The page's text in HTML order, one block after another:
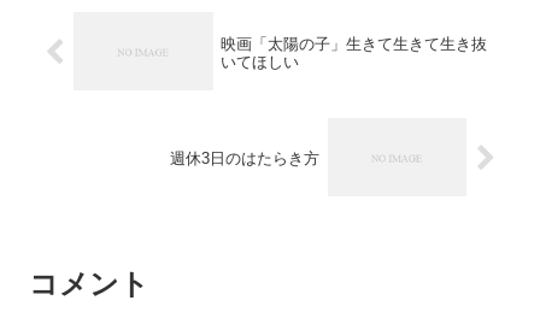
映画「太陽の子」生きて生きて生き抜
いてほしい
週休3日のはたらき方
コメント